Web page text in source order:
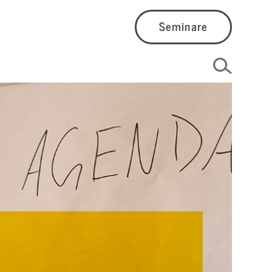
Seminare